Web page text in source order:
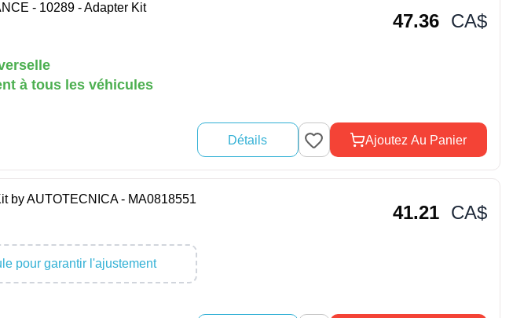
- 10289 - Adapter Kit
à tous les véhicules
47.36 CA$
Détails Ajoutez Au Panier
by AUTOTECNICA - MA0818551
pour garantir l'ajustement
41.21 CA$